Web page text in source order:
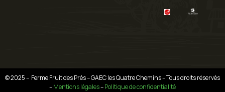
© 2025 – Ferme Fruit des Prés – GAEC les Quatre Chemins – Tous droits réservés
–Mentions légales–Politique de confidentialité